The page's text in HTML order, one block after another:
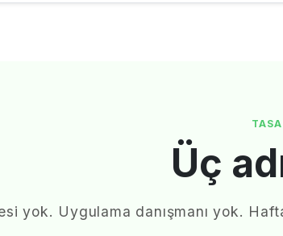
Üç
yok. Uygulama danışmanı yok.